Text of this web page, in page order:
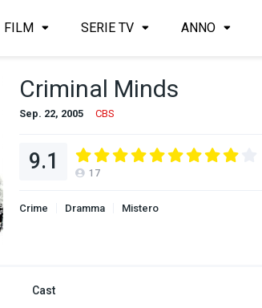
FILM SERIE TV ANNO
Criminal Minds
Sep. 22, 2005 CBS
9.1 17
Crime Dramma Mistero
Cast